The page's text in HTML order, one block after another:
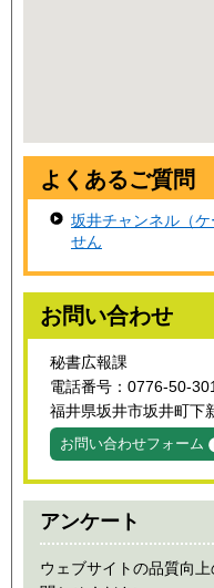
よくあるご質問
坂井チャンネル（
せん
お問い合わせ
秘書広報課
電話番号：0776-50-
福井県坂井市坂井町下
お問い合わせフォーム
アンケート
ウェブサイトの品質向